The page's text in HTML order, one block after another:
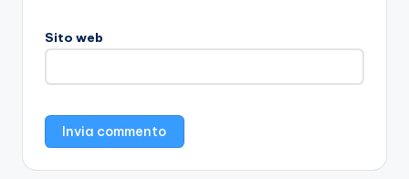
Sito web